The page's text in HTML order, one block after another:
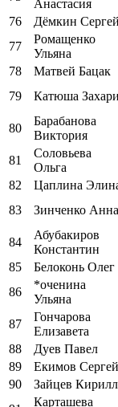
Анастасия
76
Дёмкин Сергей
77
Ромащенко
Ульяна
78
Матвей Бацак
79
Катюша
80
Барабанова
Виктория
81
Соловьева
Ольга
82
Цаплина
83
Зинченко Анна
84
Абубакиров
Константин
85
Белоконь Олег
86
*оченина
Ульяна
87
Гончарова
Елизавета
88
Дуев Павел
89
Екимов Сергей
90
Зайцев Кирилл
Карташева